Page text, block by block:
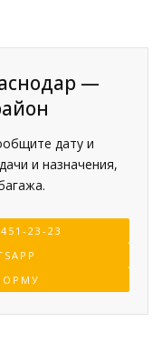
—
дату и
и назначения,
23-23